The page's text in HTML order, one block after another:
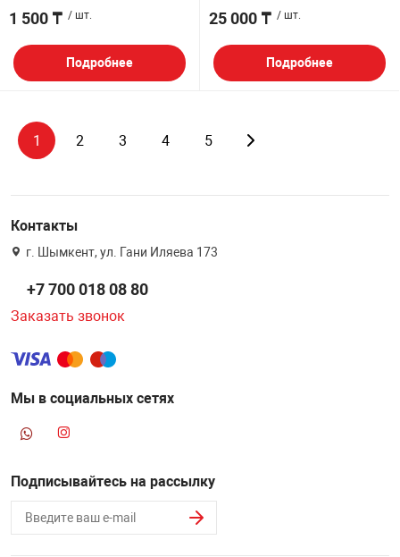
1 500 ₸ / шт.
Подробнее
25 000 ₸ / шт.
Подробнее
1 2 3 4 5
Контакты
г. Шымкент, ул. Гани Иляева 173
+7 700 018 08 80
Заказать звонок
Мы в социальных сетях
Подписывайтесь на рассылку